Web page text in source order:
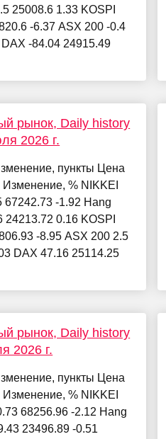
25008.6 1.33 KOSPI
-6.37 ASX 200 -0.4
-84.04 24915.49
рынок, Daily history
2026 г.
пункты Цена
Изменение, % NIKKEI
67242.73 -1.92 Hang
24213.72 0.16 KOSPI
-8.95 ASX 200 2.5
DAX 47.16 25114.25
рынок, Daily history
2026 г.
пункты Цена
Изменение, % NIKKEI
68256.96 -2.12 Hang
23496.89 -0.51